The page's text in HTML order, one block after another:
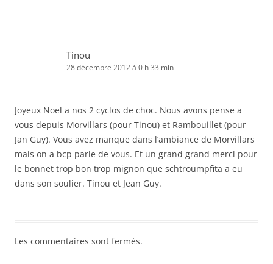
Tinou
28 décembre 2012 à 0 h 33 min
Joyeux Noel a nos 2 cyclos de choc. Nous avons pense a
vous depuis Morvillars (pour Tinou) et Rambouillet (pour
Jan Guy). Vous avez manque dans l’ambiance de Morvillars
mais on a bcp parle de vous. Et un grand grand merci pour
le bonnet trop bon trop mignon que schtroumpfita a eu
dans son soulier. Tinou et Jean Guy.
Les commentaires sont fermés.